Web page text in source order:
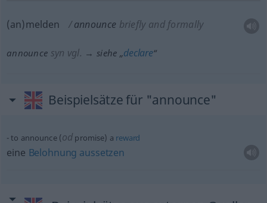
(an)melden announce briefly and formally
announce syn vgl. → siehe „declare“
Beispielsätze für "announce"
to announce (od promise) a reward
eine Belohnung aussetzen